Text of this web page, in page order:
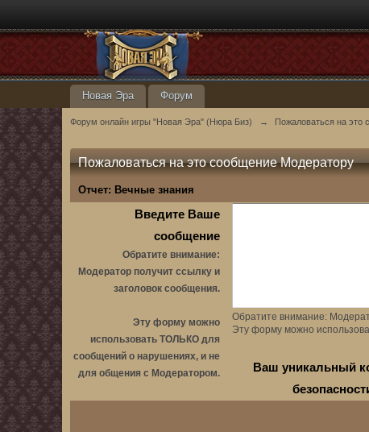
Новая Эра Форум
Форум онлайн игры "Новая Эра" (Нюра Биз) → Пожаловаться на это
Пожаловаться на это сообщение Модератору
Отчет: Вечные знания
Введите Ваше
сообщение
Обратите внимание:
Модератор получит ссылку и
заголовок сообщения.
Эту форму можно
использовать ТОЛЬКО для
сообщений о нарушениях, и не
для общения с Модератором.
Обратите внимание:
Эту форму можно
Ваш уникальный